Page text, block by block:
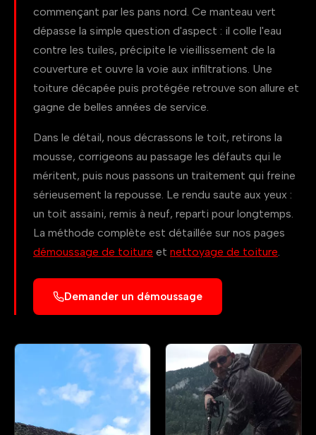
commençant par les pans nord. Ce manteau vert
dépasse la simple question d'aspect : il colle l'eau
contre les tuiles, précipite le vieillissement de la
couverture et ouvre la voie aux infiltrations. Une
toiture décapée puis protégée retrouve son allure et
gagne de belles années de service.
Dans le détail, nous décrassons le toit, retirons la
mousse, corrigeons au passage les défauts qui le
méritent, puis nous passons un traitement qui freine
sérieusement la repousse. Le rendu saute aux yeux :
un toit assaini, remis à neuf, reparti pour longtemps.
La méthode complète est détaillée sur nos pages
démoussage de toiture et nettoyage de toiture
Demander un démoussage